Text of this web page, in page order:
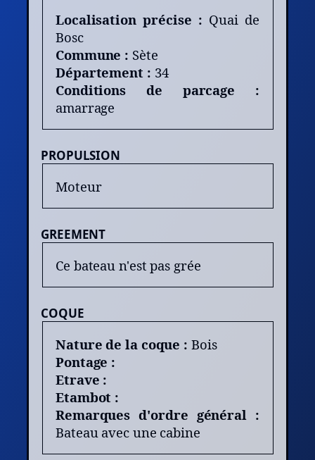
Localisation précise : Quai de
Bosc
Commune : Sète
Département : 34
Conditions de parcage :
amarrage
PROPULSION
Moteur
GREEMENT
Ce bateau n'est pas grée
COQUE
Nature de la coque : Bois
Pontage :
Etrave :
Etambot :
Remarques d'ordre général :
Bateau avec une cabine